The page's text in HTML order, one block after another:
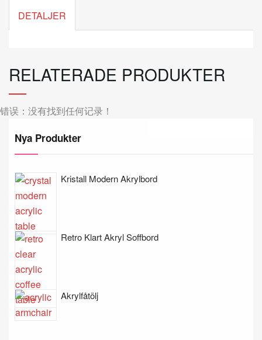
DETALJER
RELATERADE PRODUKTER
错误：没有找到任何记录！
Nya Produkter
Kristall Modern Akrylbord
Retro Klart Akryl Soffbord
Akrylfåtölj